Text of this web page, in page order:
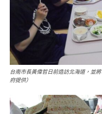
台南市長黃偉哲日前造訪北海道，並
府提供）